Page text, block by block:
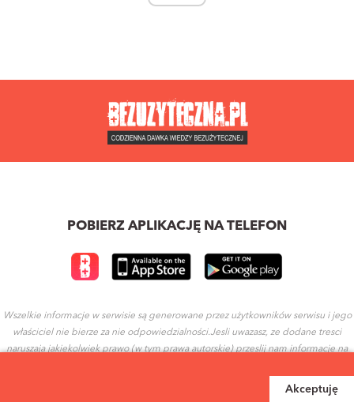
Akceptuję
POBIERZ APLIKACJĘ NA TELEFON
Wszelkie informacje w serwisie są generowane przez użytkowników serwisu i jego
właściciel nie bierze za nie odpowiedzialności.Jesli uwazasz, ze dodane tresci
naruszaja jakiekolwiek prawo (w tym prawa autorskie) przeslij nam informacje na